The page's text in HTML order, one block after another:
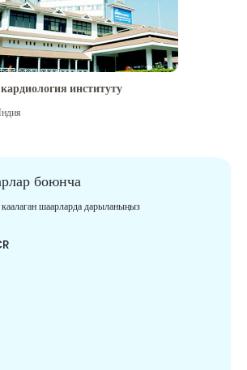
институту
боюнча
шаарларда дарыланыңыз